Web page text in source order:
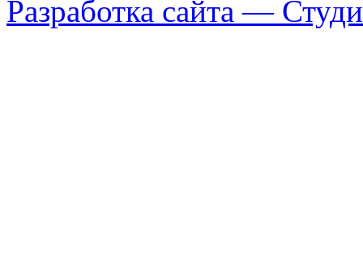
Разработка сайта —